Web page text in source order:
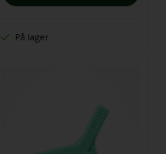
På lager